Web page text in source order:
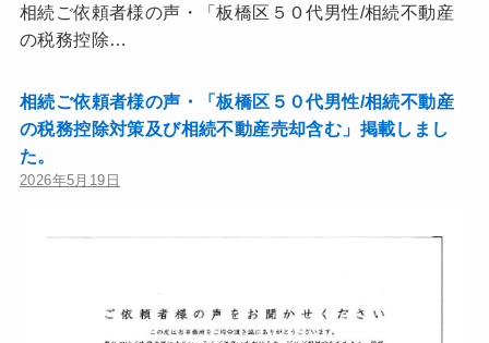
相続ご依頼者様の声・「板橋区５０代男性/相続不動産
の税務控除…
相続ご依頼者様の声・「板橋区５０代男性/相続不動産
の税務控除対策及び相続不動産売却含む」掲載しまし
た。
2026年5月19日